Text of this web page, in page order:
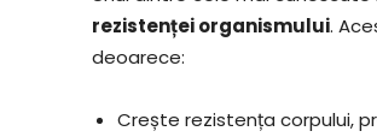
rezistenței organismului.
deoarece:
Crește rezistența corpului,